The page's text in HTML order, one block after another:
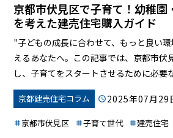
京都市伏見区で子育て！幼稚園
を考えた建売住宅購入ガイド
"子どもの成長に合わせて、もっと良い
えるあなたへ。この記事では、京都市伏
し、子育てをスタートさせるために必要
介します。幼稚園・保育園・小学校の情
宅ローン、子育て支援制度まで、後悔し
解説。この記事を読めば、あなたもきっ
京都建売住宅コラム 2025年07月29
京都市伏見区 子育て世代 建売住宅